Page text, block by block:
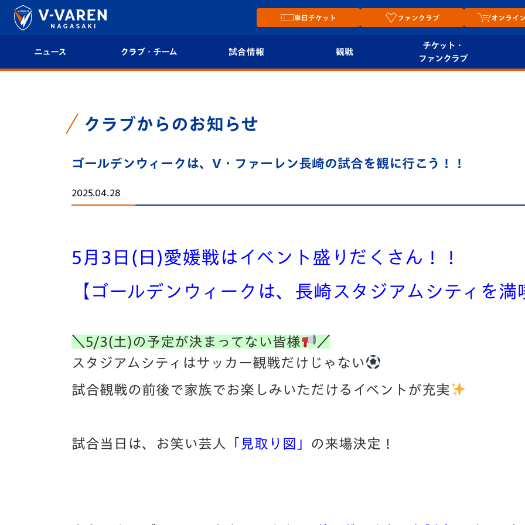
単日チケット ファンクラブ オンライン
ニュース クラブ・チーム
フィロソフィー
選手プロフィール
マスコット紹介
チームスケジュール
場）
応援メディア
平和祈念活動
試合情報
フォトギャラリー
観戦
Revive Team
ォーム入場）
チケット・
ファンクラブ
クラブからのお知らせ
ゴールデンウィークは、V・ファーレン長崎の試合を観に行こう！！
2025.04.28
5月3日(日)愛媛戦はイベント盛りだくさん！！
【ゴールデンウィークは、長崎スタジアムシティを満
＼5/3(土)の予定が決まってない皆様
／
スタジアムシティはサッカー観戦だけじゃない
試合観戦の前後で家族でお楽しみいただけるイベントが充実
試合当日は、お笑い芸人 「見取り図」 の来場決定！